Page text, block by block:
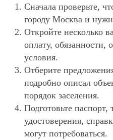
Сначала проверьте,
городу Москва и
Откройте несколько
оплату,
условия.
Отберите
подробно описал
порядок заселения.
Подготовьте
удостоверения,
могут потребоваться.